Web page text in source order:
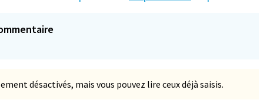
désactivés, mais vous pouvez lire ceux déjà saisis.